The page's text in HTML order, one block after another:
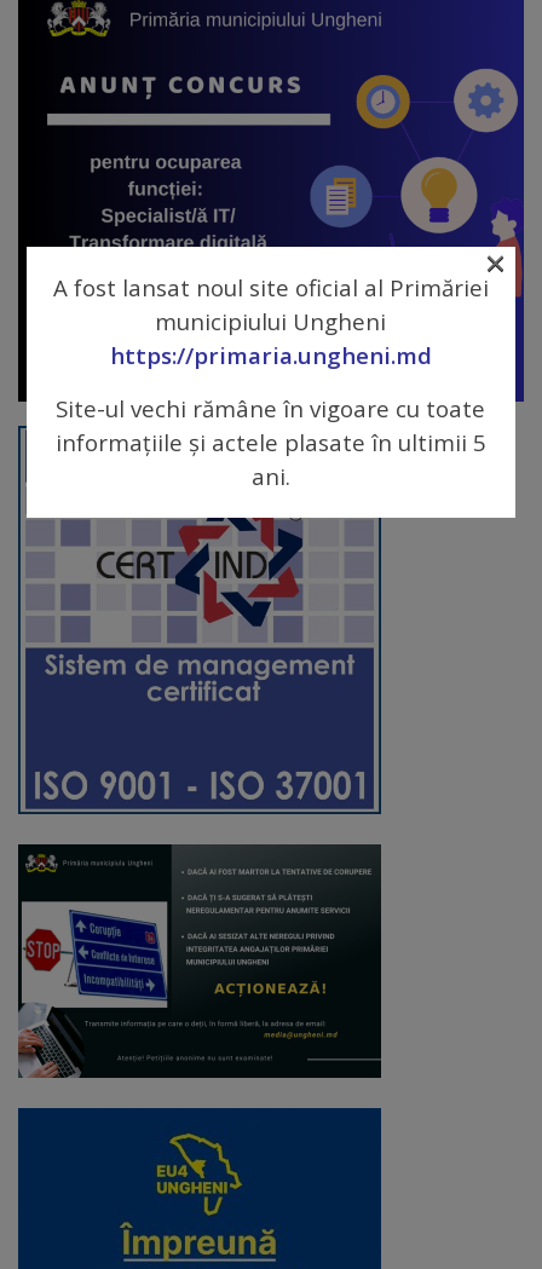
în
imagini
Galerie
video
Galerii
foto
Administrație
Primărie
Primar
Viceprimari
Organigrama
Aparatul
primăriei
Regulamentul
de
funcționare
Integritate
și
calitate
Consiliul
Municipal
Secretar
Consilieri
A fost lansat noul site oficial al Primăriei
municipiului Ungheni
https://primaria.ungheni.md
Site-ul vechi rămâne în vigoare cu toate
informațiile și actele plasate în ultimii 5
ani.
×